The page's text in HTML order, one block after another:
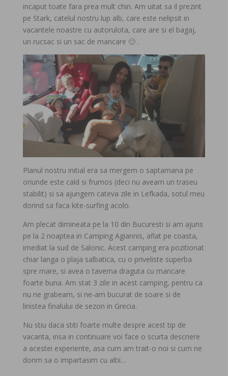
incaput toate fara prea mult chin. Am uitat sa il prezint
pe Stark, catelul nostru lup alb, care este nelipsit in
vacantele noastre cu autorulota, care are si el bagaj,
un rucsac si un sac de mancare 🙂 .
Planul nostru initial era sa mergem o saptamana pe
oriunde este cald si frumos (deci nu aveam un traseu
stabilit) si sa ajungem cateva zile in Lefkada, sotul meu
dorind sa faca kite-surfing acolo.
Am plecat dimineata pe la 10 din Bucuresti si am ajuns
pe la 2 noaptea in Camping Agiannis, aflat pe coasta,
imediat la sud de Salonic. Acest camping era pozitionat
chiar langa o plaja salbatica, cu o priveliste superba
spre mare, si avea o taverna draguta cu mancare
foarte buna. Am stat 3 zile in acest camping, pentru ca
nu ne grabeam, si ne-am bucurat de soare si de
linistea finalului de sezon in Grecia.
Nu stiu daca stiti foarte multe despre acest tip de
vacanta, insa in continuare voi face o scurta descriere
a acestei experiente, asa cum am trait-o noi si cum ne
dorim sa o impartasim cu altii…